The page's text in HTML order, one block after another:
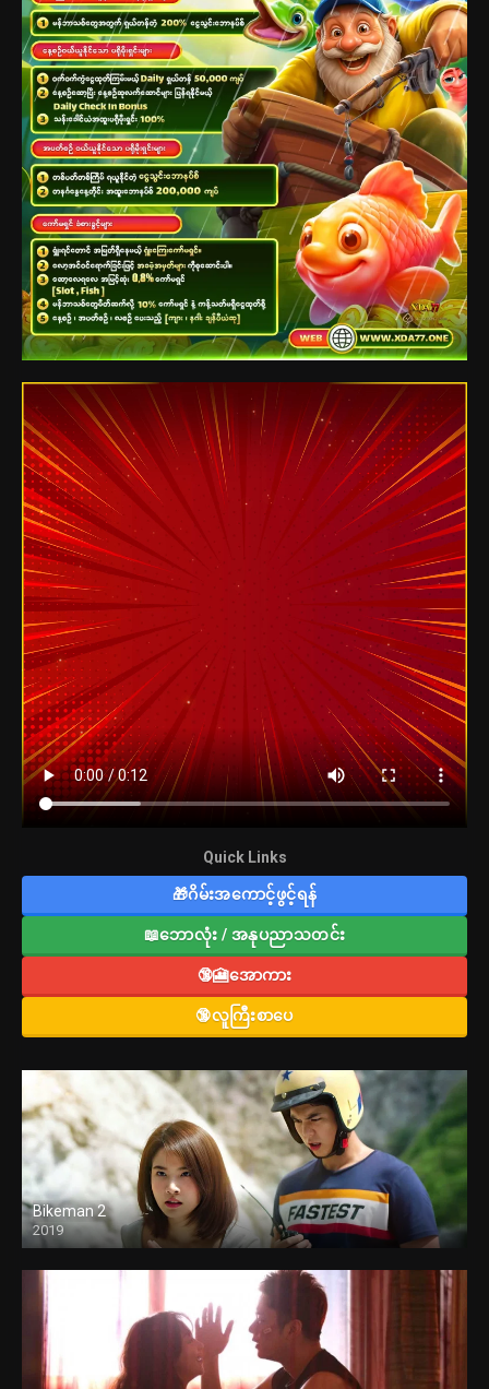
Quick Links
🎁ဂိမ်းအကောင့်ဖွင့်ရန်
📖ဘောလုံး / အနုပညာသတင်း
🔞🎦အောကား
🔞လူကြီးစာပေ
Bikeman 2
2019